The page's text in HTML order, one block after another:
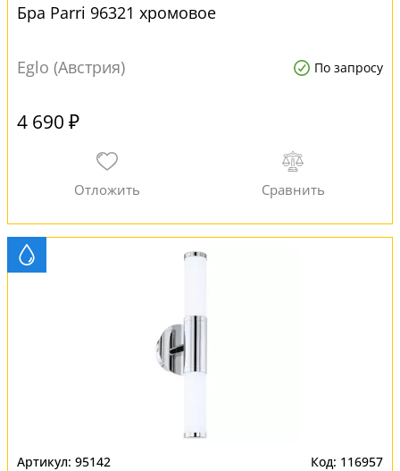
Бра Parri 96321 хромовое
Eglo (Австрия) По запросу
4 690 ₽
95142 116957